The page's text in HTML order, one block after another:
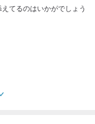
てるのはいかがでしょう